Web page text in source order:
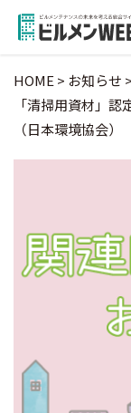
HOME > お知らせ >
「清掃用資材」
（日本環境協会）